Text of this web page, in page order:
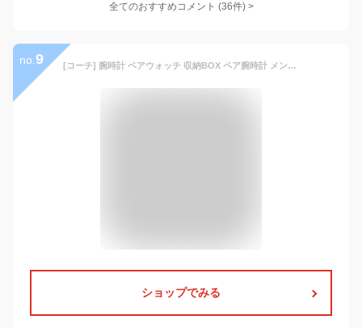
全てのおすすめコメント (36件) >
no. 9 [コーチ] 腕時計 ペアウォッチ 収納BOX ペア腕時計 メンズ レディース メタリックグレー シャンパンゴールド 革ベルト 1450315514503853 [並行輸入品]
ショップでみる